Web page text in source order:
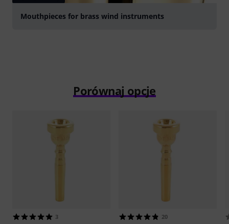
Mouthpieces for brass wind instruments
Porównaj opcje
3 20